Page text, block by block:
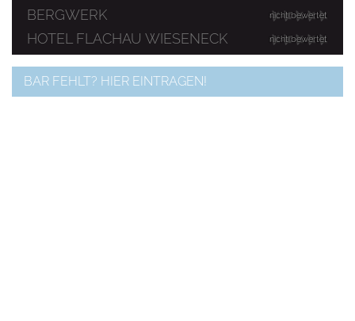
nicht bewertet
BERGWERK
nicht bewertet
HOTEL FLACHAU WIESENECK
BAR FEHLT? HIER EINTRAGEN!